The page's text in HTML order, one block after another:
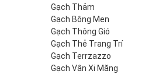
Gạch Thảm
Gạch Bông Men
Gạch Thông Gió
Gạch Thẻ Trang Trí
Gạch Terrzazzo
Gạch Vân Xi Măng